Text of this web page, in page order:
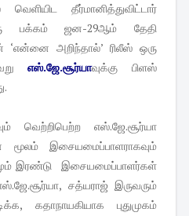
தீர்மானித்துவிட்டார்
பக்கம் ஜன-29ஆம் தேதி
‘என்னை அறிந்தால்’ ரிலீஸ் ஒரு
எஸ்.ஜே.சூர்யாவுக்கு பிளஸ்
வெற்றிபெற்ற எஸ்.ஜே.சூர்யா
மூலம் இசையமைப்பாளராகவும்
இரண்டு இசையமைப்பாளர்கள்
சத்யராஜ் இருவரும்
கதாநாயகியாக புதுமுகம்